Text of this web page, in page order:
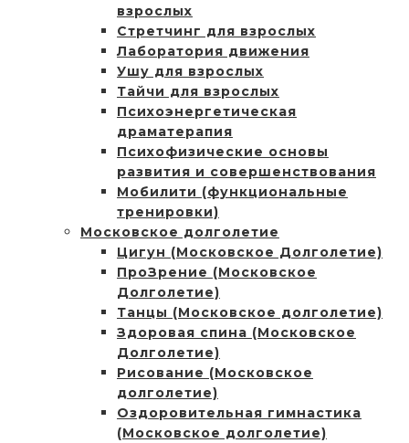
взрослых
Стретчинг для взрослых
Лаборатория движения
Ушу для взрослых
Тайчи для взрослых
Психоэнергетическая
драматерапия
Психофизические основы
развития и совершенствования
Мобилити (функциональные
тренировки)
Московское долголетие
Цигун (Московское Долголетие)
ПроЗрение (Московское
Долголетие)
Танцы (Московское долголетие)
Здоровая спина (Московское
Долголетие)
Рисование (Московское
долголетие)
Оздоровительная гимнастика
(Московское долголетие)